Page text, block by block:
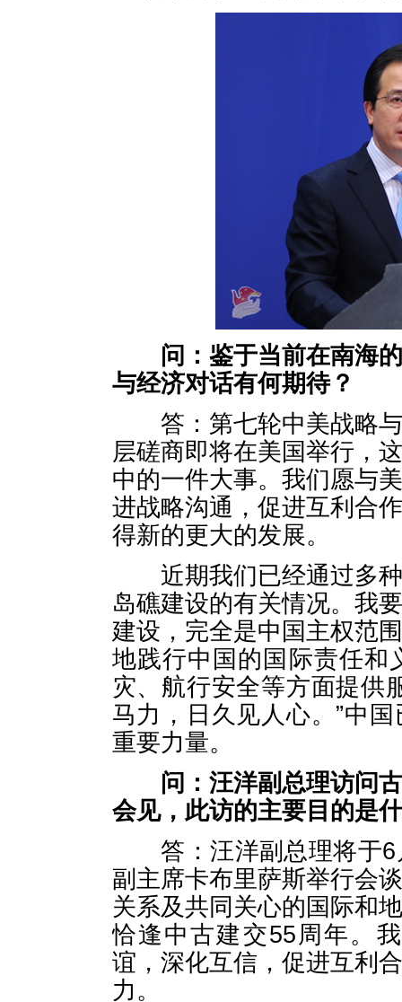
问：鉴于当前在南海
与经济对话有何期待？
答：第七轮中美战略与
层磋商即将在美国举行，
中的一件大事。我们愿与
进战略沟通，促进互利合
得新的更大的发展。
近期我们已经通过多种
岛礁建设的有关情况。我
建设，完全是中国主权范
地践行中国的国际责任和
灾、航行安全等方面提供
马力，日久见人心。”中
重要力量。
问：汪洋副总理访问
会见，此访的主要目的是
答：汪洋副总理将于6
副主席卡布里萨斯举行会
关系及共同关心的国际和
恰逢中古建交55周年。
谊，深化互信，促进互利
力。